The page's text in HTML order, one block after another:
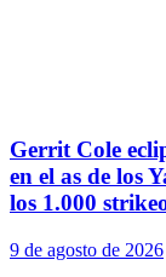
Gerrit Cole
en el as de los
los 1.000
9 de agosto de 2026